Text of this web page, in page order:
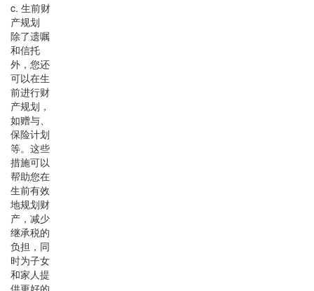
c. 生前财
产规划
除了遗嘱
和信托
外，您还
可以在生
前进行财
产规划，
如赠与、
保险计划
等。这些
措施可以
帮助您在
生前有效
地规划财
产，减少
继承税的
负担，同
时为子女
和家人提
供更好的